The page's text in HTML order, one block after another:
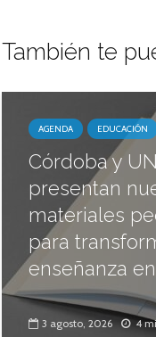
También te
AGENDA EDUCACIÓN
Córdoba y
presentan
materiales
para
enseñanza
3 agosto, 2026 4